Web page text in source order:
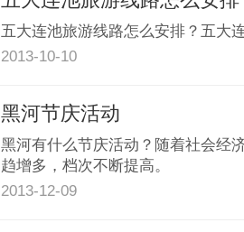
五大连池旅游线路怎么安排？五大
2013-10-10
黑河节庆活动
黑河有什么节庆活动？随着社会经
趋增多，档次不断提高。
2013-12-09